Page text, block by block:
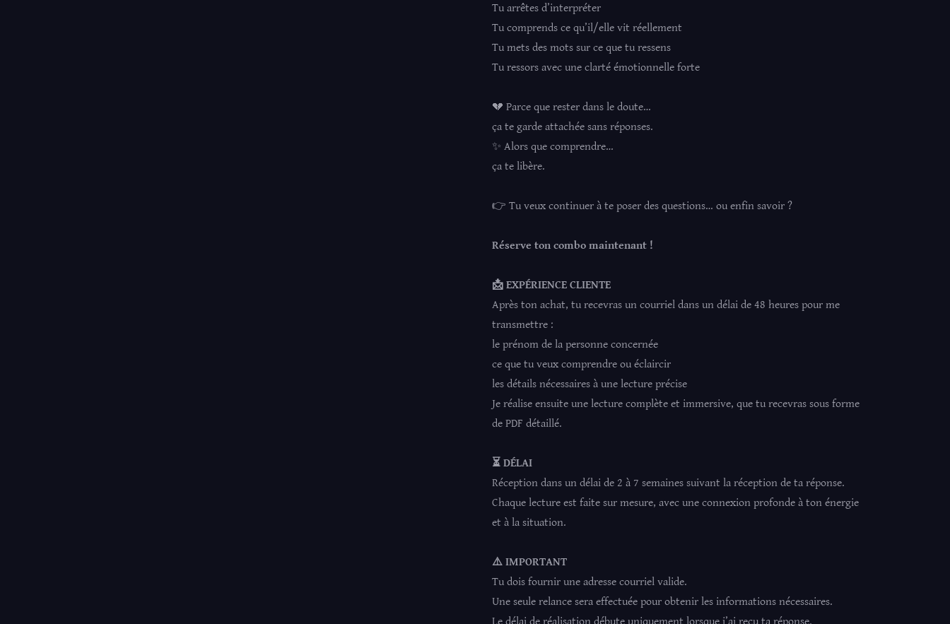
Tu arrêtes d’interpréter
Tu comprends ce qu’il/elle vit réellement
Tu mets des mots sur ce que tu ressens
Tu ressors avec une clarté émotionnelle forte
💔 Parce que rester dans le doute…
ça te garde attachée sans réponses.
✨ Alors que comprendre…
ça te libère.
👉 Tu veux continuer à te poser des questions… ou enfin savoir ?
Réserve ton combo maintenant !
📩 EXPÉRIENCE CLIENTE
Après ton achat, tu recevras un courriel dans un délai de 48 heures pour me
transmettre :
le prénom de la personne concernée
ce que tu veux comprendre ou éclaircir
les détails nécessaires à une lecture précise
Je réalise ensuite une lecture complète et immersive, que tu recevras sous forme
de PDF détaillé.
⏳ DÉLAI
Réception dans un délai de 2 à 7 semaines suivant la réception de ta réponse.
Chaque lecture est faite sur mesure, avec une connexion profonde à ton énergie
et à la situation.
⚠️ IMPORTANT
Tu dois fournir une adresse courriel valide.
Une seule relance sera effectuée pour obtenir les informations nécessaires.